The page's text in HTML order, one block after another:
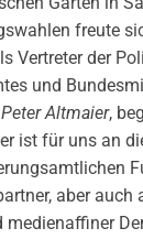
freute
Vertreter der
und
Peter Altmaier,
ist für uns an
aber auch
medienaffiner